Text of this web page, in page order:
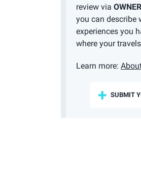
review via
you can describe
experiences you
where your
Learn more:
SUBMIT